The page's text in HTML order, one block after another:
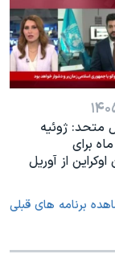
متحد: ژوئیه
برای
از آوریل
برنامه های قبلی